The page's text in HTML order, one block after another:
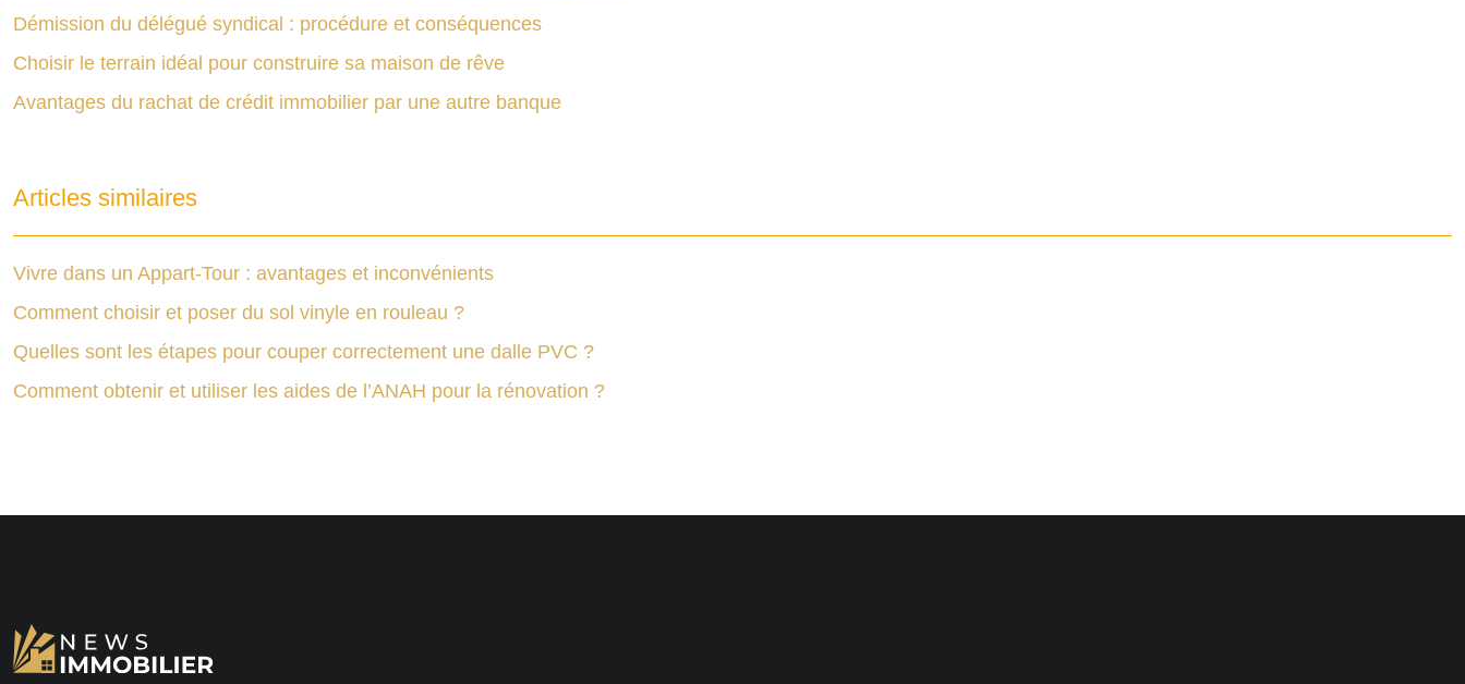
Démission du délégué syndical : procédure et conséquences
Choisir le terrain idéal pour construire sa maison de rêve
Avantages du rachat de crédit immobilier par une autre banque
Articles similaires
Vivre dans un Appart-Tour : avantages et inconvénients
Comment choisir et poser du sol vinyle en rouleau ?
Quelles sont les étapes pour couper correctement une dalle PVC ?
Comment obtenir et utiliser les aides de l’ANAH pour la rénovation ?